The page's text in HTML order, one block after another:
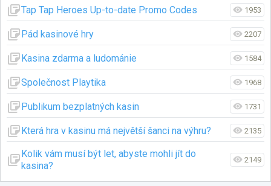
Tap Tap Heroes Up-to-date Promo Codes 1953
Pád kasinové hry 2207
Kasina zdarma a ludománie 1584
Společnost Playtika 1968
Publikum bezplatných kasin 1731
Která hra v kasinu má největší šanci na výhru? 2135
Kolik vám musí být let, abyste mohli jít do
kasina?
2149